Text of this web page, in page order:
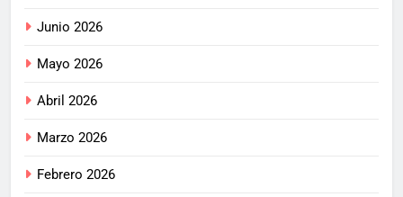
Junio 2026
Mayo 2026
Abril 2026
Marzo 2026
Febrero 2026